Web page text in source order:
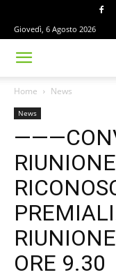
Giovedì, 6 Agosto 2026
Home News
News
ORE 9.30